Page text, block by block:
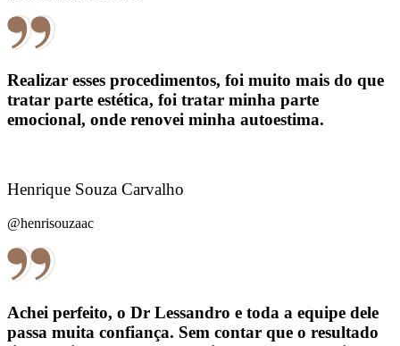
Realizar esses procedimentos, foi muito mais do que
tratar parte estética, foi tratar minha parte
emocional, onde renovei minha autoestima.
Henrique Souza Carvalho
@henrisouzaac
Achei perfeito, o Dr Lessandro e toda a equipe dele
passa muita confiança. Sem contar que o resultado